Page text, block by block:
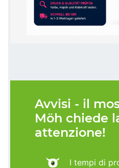
Avvisi - il
Möh chiede
attenzione!
I tempi di